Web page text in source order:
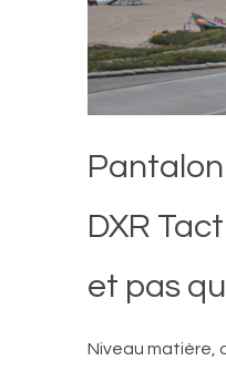
DXR
et pas
Niveau matière,